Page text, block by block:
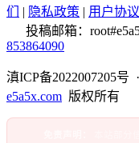
们
| 隐私政策 | 用户协议
投稿邮箱：
853864090
滇ICP备2022007205号
e5a5x.com 版权所有